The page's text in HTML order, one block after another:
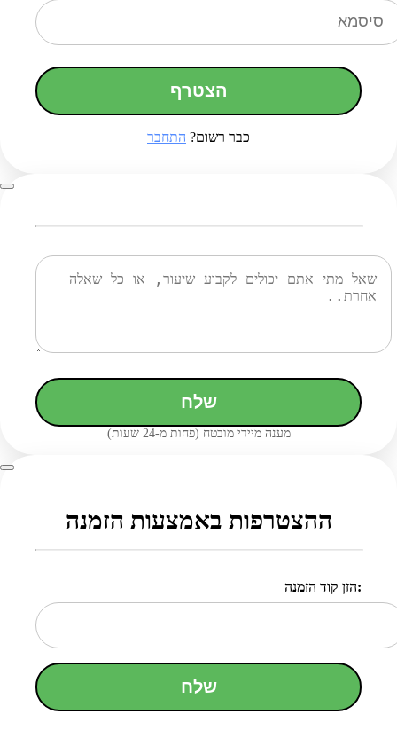
הצטרף
כבר רשום? התחבר
שלח
מענה מיידי מובטח (פחות מ-24 שעות)
ההצטרפות באמצעות הזמנה
הזן קוד הזמנה:
שלח